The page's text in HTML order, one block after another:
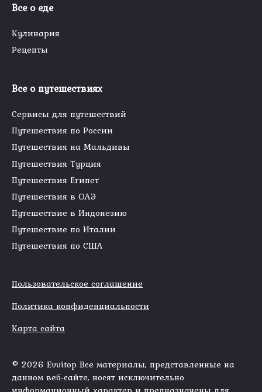
Все о еде
Кулинария
Рецепты
Все о путешествиях
Сервисы для путешествий
Путешествия по России
Путешествия на Мальдивы
Путешествия Турция
Путешествия Египет
Путешествия в ОАЭ
Путешествие в Индонезию
Путешествие по Италии
Путешествия по США
Пользовательское соглашение
Политика конфиденциальности
Карта сайта
© 2026 Evvitop Все материалы, представленные на
данном веб-сайте, носят исключительно